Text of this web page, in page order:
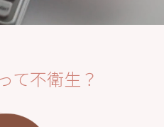
て不衛生？